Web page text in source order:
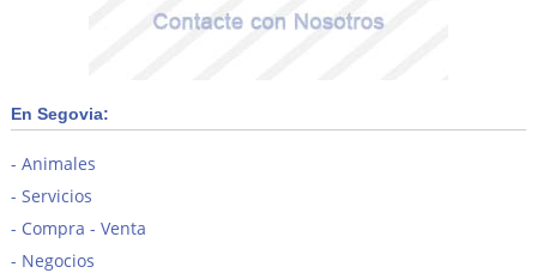
En Segovia:
Animales
Servicios
Compra - Venta
Negocios